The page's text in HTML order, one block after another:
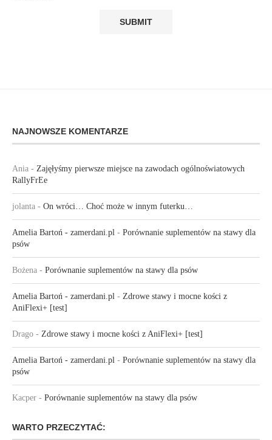
NAJNOWSZE KOMENTARZE
Ania - Zajęłyśmy pierwsze miejsce na zawodach ogólnoświatowych
RallyFrEe
jolanta - On wróci… Choć może w innym futerku…
Amelia Bartoń - zamerdani.pl - Porównanie suplementów na stawy dla
psów
Bożena - Porównanie suplementów na stawy dla psów
Amelia Bartoń - zamerdani.pl - Zdrowe stawy i mocne kości z
AniFlexi+ [test]
Drago - Zdrowe stawy i mocne kości z AniFlexi+ [test]
Amelia Bartoń - zamerdani.pl - Porównanie suplementów na stawy dla
psów
Kacper - Porównanie suplementów na stawy dla psów
WARTO PRZECZYTAĆ: